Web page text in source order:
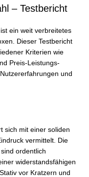
– Testbericht
ein weit verbreitetes
Dieser Testbericht
Kriterien wie
Preis-Leistungs-
und
sich mit einer soliden
vermittelt. Die
ordentlich
widerstandsfähigen
vor Kratzern und